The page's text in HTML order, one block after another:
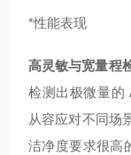
*性能表现
高灵敏与宽量程
检测出极微量的
从容应对不同场
洁净度要求很高